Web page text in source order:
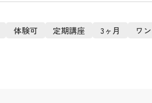
体験可 定期講座 3ヶ月 ワ